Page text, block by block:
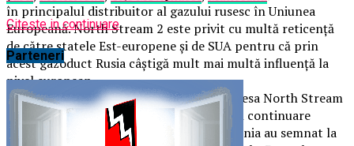
în principalul distribuitor al gazului rusesc în Uniunea
Europeană. North Stream 2 este privit cu multă reticenţă
de către statele Est-europene şi de SUA pentru că prin
acest gazoduct Rusia câştigă mult mai multă influenţă la
nivel european.
Criticile Est-europene şi americane la adresa North Stream
2 nu au împiedicat Germania să susţină în continuare
proiectul. De curând chiar, Rusia şi Germania au semnat la
Citeste in continuare
Parteneri